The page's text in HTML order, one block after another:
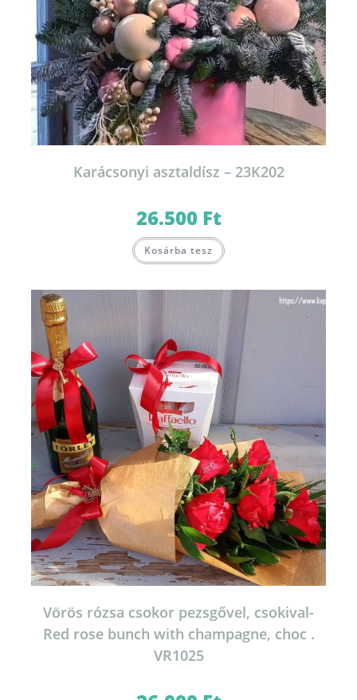
Karácsonyi asztaldísz – 23K202
26.500 Ft
Kosárba tesz
Vörös rózsa csokor pezsgővel, csokival-
Red rose bunch with champagne, choc .
VR1025